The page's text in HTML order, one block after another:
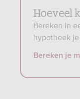
Hoeveel
Bereken in
hypotheek
Bereken je